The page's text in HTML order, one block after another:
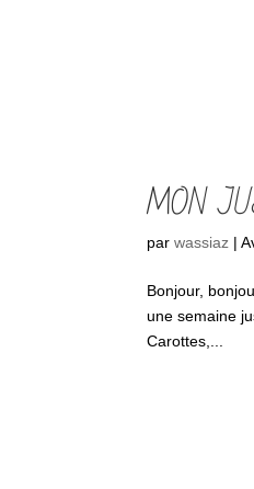
MON
parwassiaz |
Bonjour,
une semaine
Carottes,...